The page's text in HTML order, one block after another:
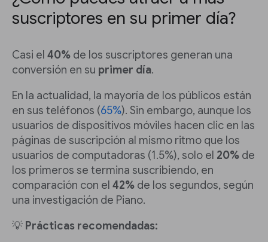
suscriptores en su primer día?
Casi el 40% de los suscriptores generan una
conversión en su primer día.
En la actualidad, la mayoría de los públicos están
en sus teléfonos (65%). Sin embargo, aunque los
usuarios de dispositivos móviles hacen clic en las
páginas de suscripción al mismo ritmo que los
usuarios de computadoras (1.5%), solo el 20% de
los primeros se termina suscribiendo, en
comparación con el 42% de los segundos, según
una investigación de Piano.
💡 Prácticas recomendadas: